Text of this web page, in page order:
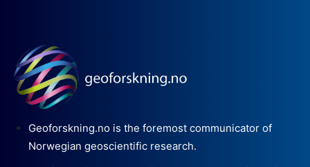
Geoforskning.no is the foremost communicator of
Norwegian geoscientific research.